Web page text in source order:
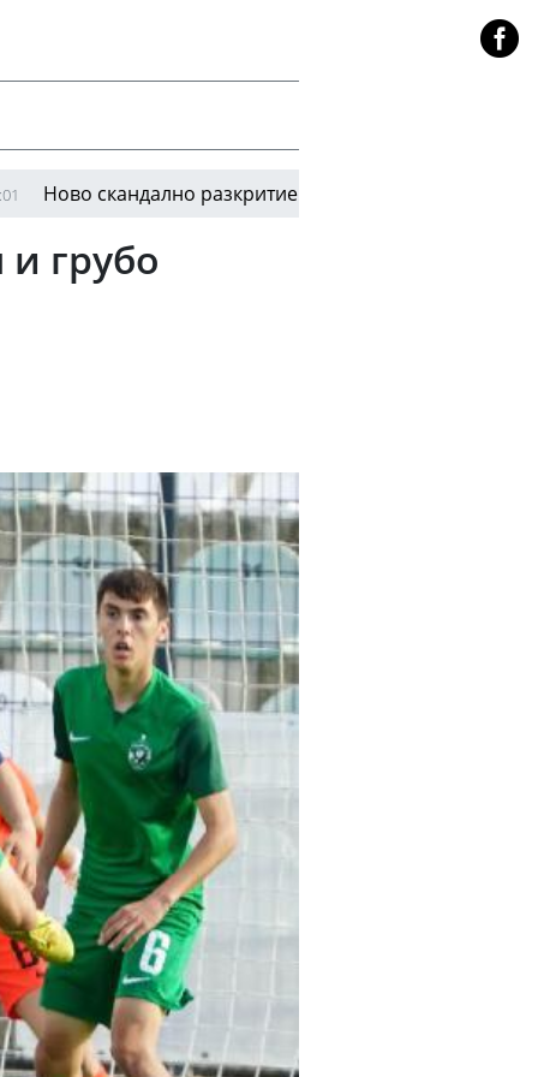
скандално разкритие: Инфантино е имал голям план
грубо